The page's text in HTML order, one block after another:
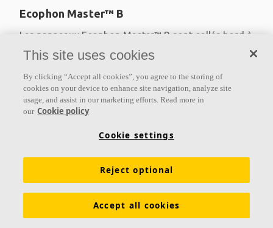
Ecophon Master™ B
Les panneaux Ecophon Master™ B sont collés bord à
bord directement sur le support, créant ainsi un
et
Classe d’absorption A
Bords peints
Fixation directe avec de la colle
This site uses cookies
By clicking “Accept all cookies”, you agree to the storing of
cookies on your device to enhance site navigation, analyze site
usage, and assist in our marketing efforts. Read more in
our Cookie policy
Cookie settings
Reject optional
Accept all cookies